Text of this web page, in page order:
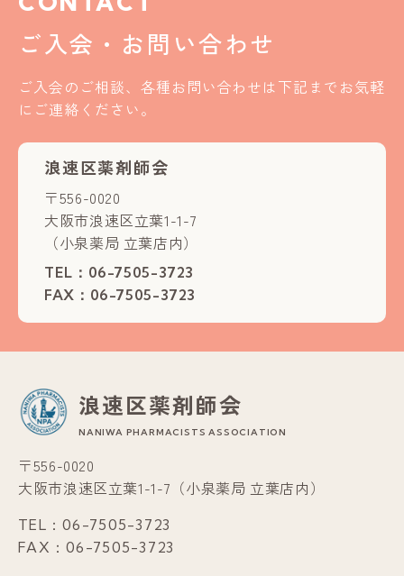
ご入会・お問い合わせ
ご入会のご相談、各種お問い合わせは下記までお気軽
にご連絡ください。
浪速区薬剤師会
〒556-0020
大阪市浪速区立葉1-1-7
（小泉薬局 立葉店内）
TEL： 06-7505-3723
FAX：06-7505-3723
浪速区薬剤師会
NANIWA PHARMACISTS ASSOCIATION
〒556-0020
大阪市浪速区立葉1-1-7（小泉薬局 立葉店内）
TEL：06-7505-3723
FAX：06-7505-3723